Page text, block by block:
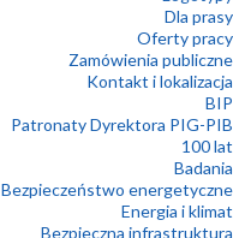
Dla prasy
Oferty pracy
Zamówienia publiczne
Kontakt i lokalizacja
BIP
Patronaty Dyrektora PIG-PIB
100 lat
Badania
Bezpieczeństwo energetyczne
Energia i klimat
Bezpieczna infrastruktura